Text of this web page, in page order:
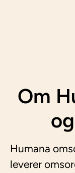
Om
Humana
leverer